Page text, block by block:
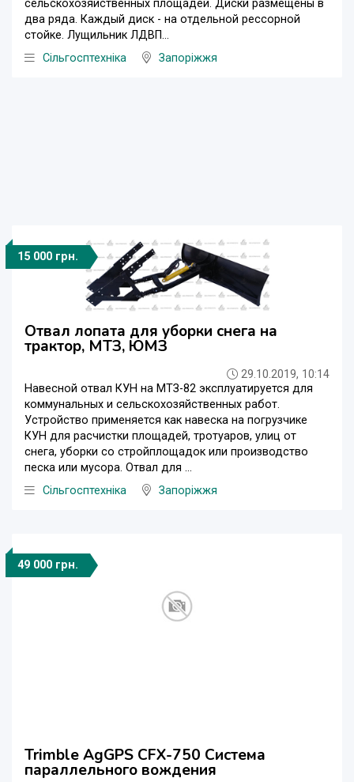
сельскохозяйственных площадей. Диски размещены в
два ряда. Каждый диск - на отдельной рессорной
стойке. Лущильник ЛДВП...
Сільгосптехніка
Запоріжжя
15 000 грн.
Отвал лопата для уборки снега на
трактор, МТЗ, ЮМЗ
29.10.2019, 10:14
Навесной отвал КУН на МТЗ-82 эксплуатируется для
коммунальных и сельскохозяйственных работ.
Устройство применяется как навеска на погрузчике
КУН для расчистки площадей, тротуаров, улиц от
снега, уборки со стройплощадок или производство
песка или мусора. Отвал для ...
Сільгосптехніка
Запоріжжя
49 000 грн.
Trimble AgGPS CFX-750 Система
параллельного вождения